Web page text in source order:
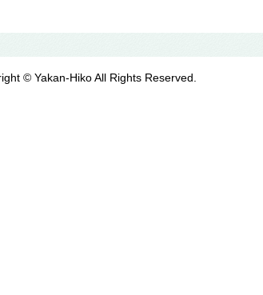
© Yakan-Hiko All Rights Reserved.